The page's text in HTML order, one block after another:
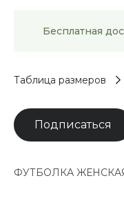
Бесплатная
Таблица размеров
Подписаться
ФУТБОЛКА ЖЕНСКАЯ